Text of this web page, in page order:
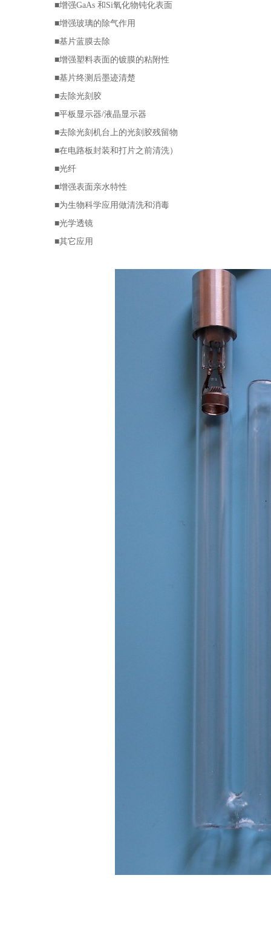
■增强GaAs 和 Si氧化物钝化表面
■增强玻璃的除气作用
■基片蓝膜去除
■增强塑料表面的镀膜的粘附性
■基片终测后墨迹清楚
■去除光刻胶
■平板显示器/液晶显示器
■去除光刻机台上的光刻胶残留物
■在电路板封装和打片之前清洗）
■光纤
■增强表面亲水特性
■为生物科学应用做清洗和消毒
■光学透镜
■其它应用